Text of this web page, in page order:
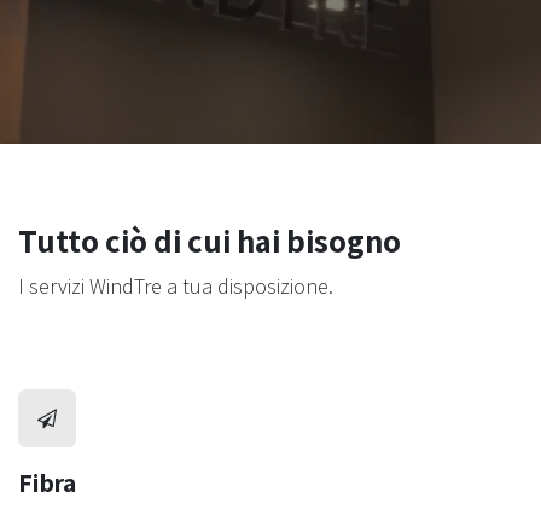
Tutto ciò di cui hai bisogno
I servizi WindTre a tua disposizione.
Fibra